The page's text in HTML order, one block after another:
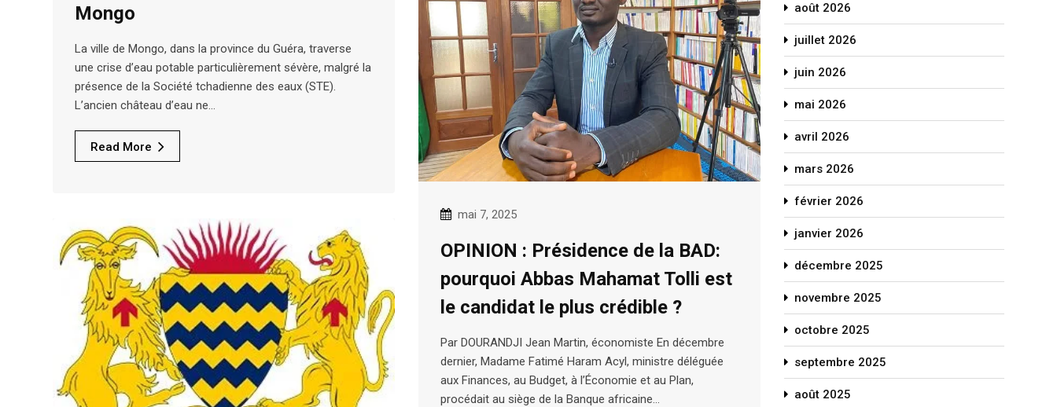
Mongo
La ville de Mongo, dans la province du Guéra, traverse
une crise d’eau potable particulièrement sévère, malgré la
présence de la Société tchadienne des eaux (STE).
L’ancien château d’eau ne…
Read More
mai 7, 2025
OPINION : Présidence de la BAD:
pourquoi Abbas Mahamat Tolli est
le candidat le plus crédible ?
Par DOURANDJI Jean Martin, économiste En décembre
dernier, Madame Fatimé Haram Acyl, ministre déléguée
aux Finances, au Budget, à l’Économie et au Plan,
procédait au siège de la Banque africaine…
août 2026
juillet 2026
juin 2026
mai 2026
avril 2026
mars 2026
février 2026
janvier 2026
décembre 2025
novembre 2025
octobre 2025
septembre 2025
août 2025